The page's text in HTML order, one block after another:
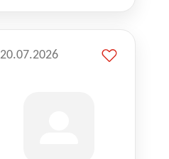
20.07.2026